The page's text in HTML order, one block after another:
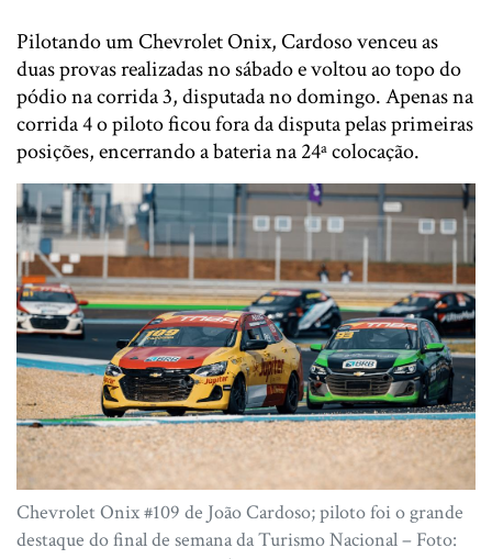
Pilotando um Chevrolet Onix, Cardoso venceu as
duas provas realizadas no sábado e voltou ao topo do
pódio na corrida 3, disputada no domingo. Apenas na
corrida 4 o piloto ficou fora da disputa pelas primeiras
posições, encerrando a bateria na 24ª colocação.
Chevrolet Onix #109 de João Cardoso; piloto foi o grande
destaque do final de semana da Turismo Nacional – Foto: